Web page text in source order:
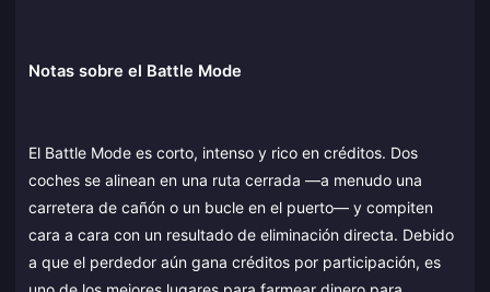
Notas sobre el Battle Mode
El Battle Mode es corto, intenso y rico en créditos. Dos
coches se alinean en una ruta cerrada —a menudo una
carretera de cañón o un bucle en el puerto— y compiten
cara a cara con un resultado de eliminación directa. Debido
a que el perdedor aún gana créditos por participación, es